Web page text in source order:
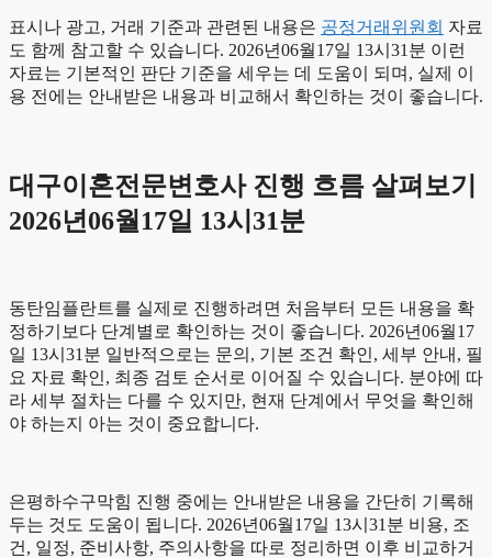
표시나 광고, 거래 기준과 관련된 내용은 공정거래위원회 자료
도 함께 참고할 수 있습니다. 2026년06월17일 13시31분 이런
자료는 기본적인 판단 기준을 세우는 데 도움이 되며, 실제 이
용 전에는 안내받은 내용과 비교해서 확인하는 것이 좋습니다.
대구이혼전문변호사 진행 흐름 살펴보기
2026년06월17일 13시31분
동탄임플란트를 실제로 진행하려면 처음부터 모든 내용을 확
정하기보다 단계별로 확인하는 것이 좋습니다. 2026년06월17
일 13시31분 일반적으로는 문의, 기본 조건 확인, 세부 안내, 필
요 자료 확인, 최종 검토 순서로 이어질 수 있습니다. 분야에 따
라 세부 절차는 다를 수 있지만, 현재 단계에서 무엇을 확인해
야 하는지 아는 것이 중요합니다.
은평하수구막힘 진행 중에는 안내받은 내용을 간단히 기록해
두는 것도 도움이 됩니다. 2026년06월17일 13시31분 비용, 조
건, 일정, 준비사항, 주의사항을 따로 정리하면 이후 비교하거